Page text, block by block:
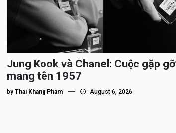
Jung Kook và Chanel: Cuộc gặp gỡ
mang tên 1957
by Thai Khang Pham August 6, 2026